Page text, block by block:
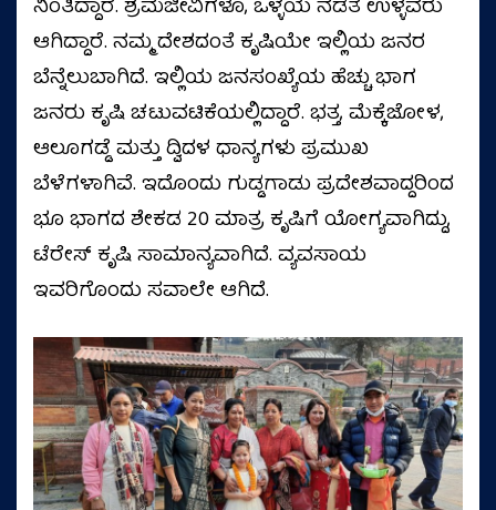
ನಿಂತಿದ್ದಾರೆ. ಶ್ರಮಜೀವಿಗಳೂ, ಒಳ್ಳೆಯ ನಡತೆ ಉಳ್ಳವರು
ಆಗಿದ್ದಾರೆ. ನಮ್ಮ ದೇಶದಂತೆ ಕೃಷಿಯೇ ಇಲ್ಲಿಯ ಜನರ
ಬೆನ್ನೆಲುಬಾಗಿದೆ. ಇಲ್ಲಿಯ ಜನಸಂಖ್ಯೆಯ ಹೆಚ್ಚು ಭಾಗ
ಜನರು ಕೃಷಿ ಚಟುವಟಿಕೆಯಲ್ಲಿದ್ದಾರೆ. ಭತ್ತ, ಮೆಕ್ಕೆಜೋಳ,
ಆಲೂಗಡ್ಡೆ ಮತ್ತು ದ್ವಿದಳ ಧಾನ್ಯಗಳು ಪ್ರಮುಖ
ಬೆಳೆಗಳಾಗಿವೆ. ಇದೊಂದು ಗುಡ್ಡಗಾಡು ಪ್ರದೇಶವಾದ್ದರಿಂದ
ಭೂ ಭಾಗದ ಶೇಕಡ 20 ಮಾತ್ರ ಕೃಷಿಗೆ ಯೋಗ್ಯವಾಗಿದ್ದು,
ಟೆರೇಸ್ ಕೃಷಿ ಸಾಮಾನ್ಯವಾಗಿದೆ. ವ್ಯವಸಾಯ
ಇವರಿಗೊಂದು ಸವಾಲೇ ಆಗಿದೆ.